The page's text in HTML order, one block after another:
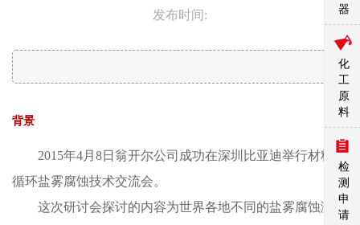
发布时间:
背景
2015年4月8日翁开尔公司成功在深圳比亚迪举行材料耐
循环盐雾腐蚀技术交流会。
这次研讨会探讨的内容为世界各地不同的盐雾腐蚀测试
器
化
工
原
料
检
测
申
请